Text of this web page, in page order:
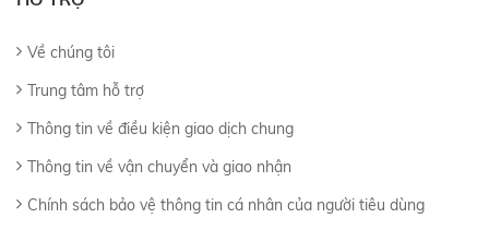
Về chúng tôi
Trung tâm hỗ trợ
Thông tin về điều kiện giao dịch chung
Thông tin về vận chuyển và giao nhận
Chính sách bảo vệ thông tin cá nhân của người tiêu dùng